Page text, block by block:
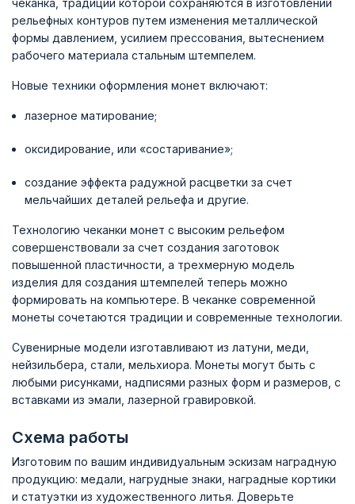
чеканка, традиции которой сохраняются в изготовлении
рельефных контуров путем изменения металлической
формы давлением, усилием прессования, вытеснением
рабочего материала стальным штемпелем.
Новые техники оформления монет включают:
лазерное матирование;
оксидирование, или «состаривание»;
создание эффекта радужной расцветки за счет
мельчайших деталей рельефа и другие.
Технологию чеканки монет с высоким рельефом
совершенствовали за счет создания заготовок
повышенной пластичности, а трехмерную модель
изделия для создания штемпелей теперь можно
формировать на компьютере. В чеканке современной
монеты сочетаются традиции и современные технологии.
Сувенирные модели изготавливают из латуни, меди,
нейзильбера, стали, мельхиора. Монеты могут быть с
любыми рисунками, надписями разных форм и размеров, с
вставками из эмали, лазерной гравировкой.
Схема работы
Изготовим по вашим индивидуальным эскизам наградную
продукцию: медали, нагрудные знаки, наградные кортики
и статуэтки из художественного литья. Доверьте